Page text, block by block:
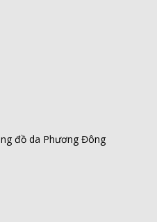
đồ da Phương Đông